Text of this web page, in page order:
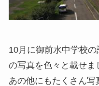
10月に御前水中学校
の写真を色々と載せま
あの他にもたくさん写